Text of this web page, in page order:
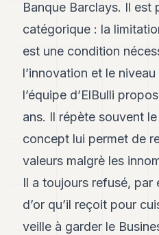
Banque Barclays. Il est
catégorique : la
est une condition
l’innovation et le
l’équipe d’ElBulli
ans. Il répète souvent
concept lui permet de
valeurs malgrè les
Il a toujours refusé, par
d’or qu’il reçoit pour
veille à garder le